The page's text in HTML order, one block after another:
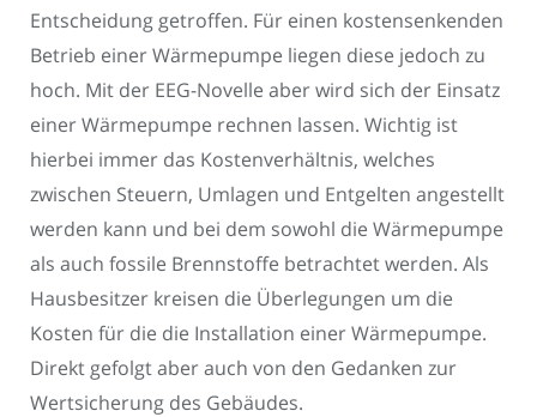
Entscheidung getroffen. Für einen kostensenkenden
Betrieb einer Wärmepumpe liegen diese jedoch zu
hoch. Mit der EEG-Novelle aber wird sich der Einsatz
einer Wärmepumpe rechnen lassen. Wichtig ist
hierbei immer das Kostenverhältnis, welches
zwischen Steuern, Umlagen und Entgelten angestellt
werden kann und bei dem sowohl die Wärmepumpe
als auch fossile Brennstoffe betrachtet werden. Als
Hausbesitzer kreisen die Überlegungen um die
Kosten für die die Installation einer Wärmepumpe.
Direkt gefolgt aber auch von den Gedanken zur
Wertsicherung des Gebäudes.